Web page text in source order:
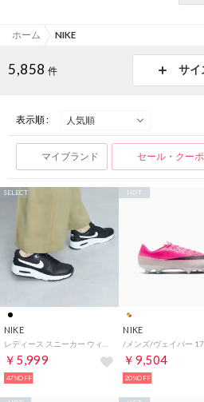
ホーム NIKE
5,858 件 サイ
表示順 :
マイブランド セール・クー
NIKE
￥5,999
SELECT
47%OFF
NIKE
￥9,504
HOT
20%OFF